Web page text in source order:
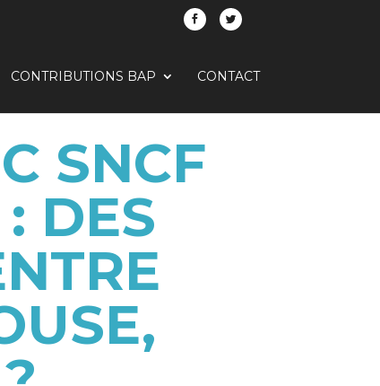
CONTRIBUTIONS BAP CONTACT
SNCF
DES